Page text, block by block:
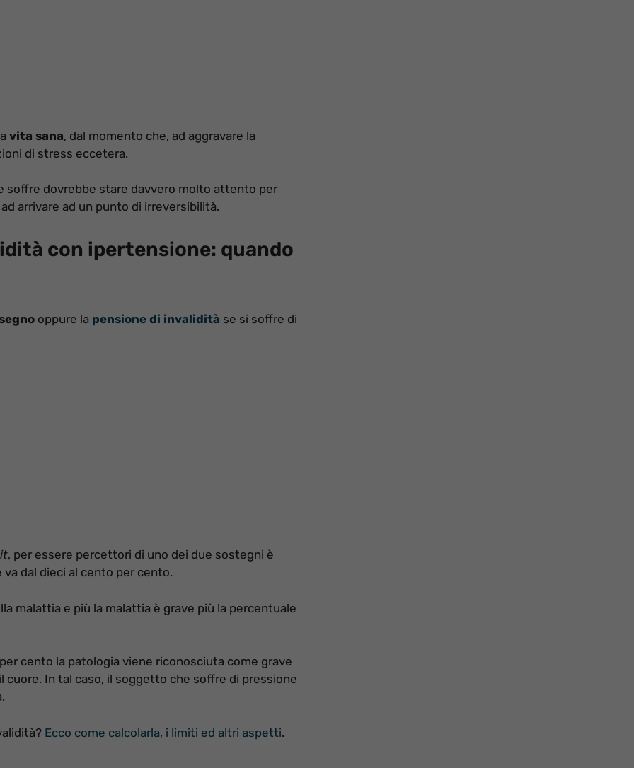
vita sana, dal momento che, ad aggravare la
di stress eccetera.
soffre dovrebbe stare davvero molto attento per
arrivare ad un punto di irreversibilità.
con ipertensione: quando
oppure la pensione di invalidità se si soffre di
, per essere percettori di uno dei due sostegni è
dal dieci al cento per cento.
malattia e più la malattia è grave più la percentuale
cento la patologia viene riconosciuta come grave
In tal caso, il soggetto che soffre di pressione
Ecco come calcolarla, i limiti ed altri aspetti.